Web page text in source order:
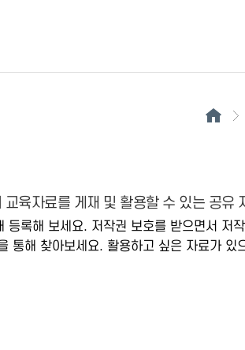
육자료를 게재 및 활용할 수 있는 공유
록해 보세요. 저작권 보호를 받으면서 저
통해 찾아보세요. 활용하고 싶은 자료가 있